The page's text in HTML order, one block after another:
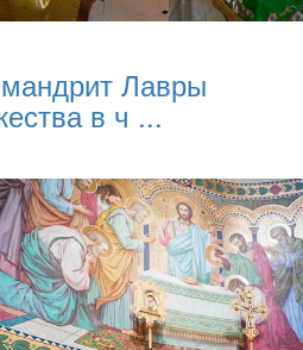
Лавры
в ч ...